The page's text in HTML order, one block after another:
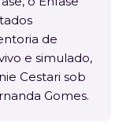
de
e simulado,
Cestari sob
Gomes.